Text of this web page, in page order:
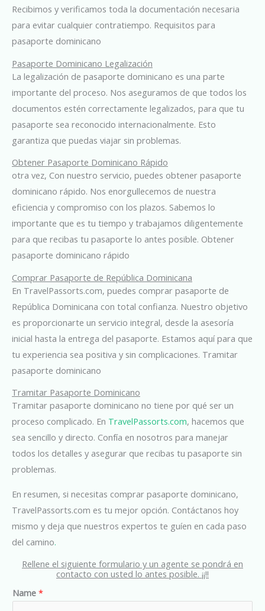
Recibimos y verificamos toda la documentación necesaria
para evitar cualquier contratiempo. Requisitos para
pasaporte dominicano
Pasaporte Dominicano Legalización
La legalización de pasaporte dominicano es una parte
importante del proceso. Nos aseguramos de que todos los
documentos estén correctamente legalizados, para que tu
pasaporte sea reconocido internacionalmente. Esto
garantiza que puedas viajar sin problemas.
Obtener Pasaporte Dominicano Rápido
otra vez, Con nuestro servicio, puedes obtener pasaporte
dominicano rápido. Nos enorgullecemos de nuestra
eficiencia y compromiso con los plazos. Sabemos lo
importante que es tu tiempo y trabajamos diligentemente
para que recibas tu pasaporte lo antes posible. Obtener
pasaporte dominicano rápido
Comprar Pasaporte de República Dominicana
En TravelPassorts.com, puedes comprar pasaporte de
República Dominicana con total confianza. Nuestro objetivo
es proporcionarte un servicio integral, desde la asesoría
inicial hasta la entrega del pasaporte. Estamos aquí para que
tu experiencia sea positiva y sin complicaciones. Tramitar
pasaporte dominicano
Tramitar Pasaporte Dominicano
Tramitar pasaporte dominicano no tiene por qué ser un
proceso complicado. En TravelPassorts.com, hacemos que
sea sencillo y directo. Confía en nosotros para manejar
todos los detalles y asegurar que recibas tu pasaporte sin
problemas.
En resumen, si necesitas comprar pasaporte dominicano,
TravelPassorts.com es tu mejor opción. Contáctanos hoy
mismo y deja que nuestros expertos te guíen en cada paso
del camino.
Rellene el siguiente formulario y un agente se pondrá en
contacto con usted lo antes posible. ¡¡!!
Name *